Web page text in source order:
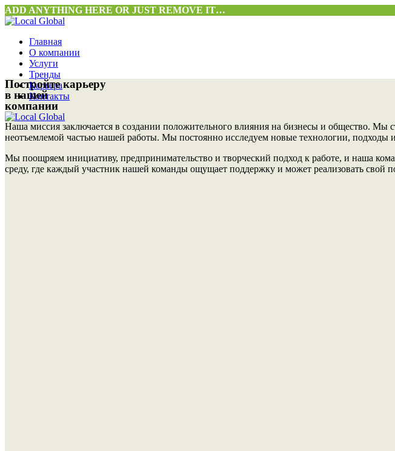
ADD ANYTHING HERE OR JUST REMOVE IT…
Главная
О компании
Услуги
Тренды
Карьера
Контакты
Постройте карьеру
в нашей
компании
Наша миссия заключается в создании положительного влияния на бизнесы и общество.
неотъемлемой частью нашей работы. Мы постоянно исследуем новые технологии,
Мы поощряем инициативу, предпринимательство и творческий подход к работе, и наша
среду, где каждый участник нашей команды ощущает поддержку и может реализовать свой